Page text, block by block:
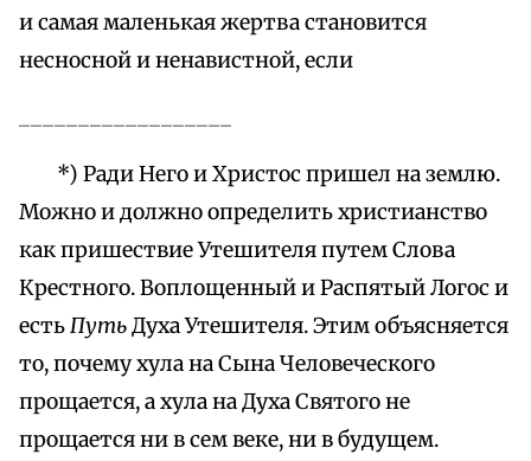
и самая маленькая жертва становится
несносной и ненавистной, если
*) Ради Него и Христос пришел на землю.
Можно и должно определить христианство
как пришествие Утешителя путем Слова
Крестного. Воплощенный и Распятый Логос и
естьПутьДуха Утешителя. Этим объясняется
то, почему хула на Сына Человеческого
прощается, а хула на Духа Святого не
прощается ни в сем веке, ни в будущем.